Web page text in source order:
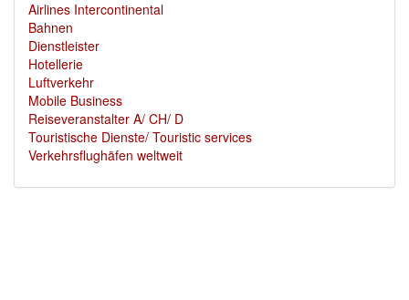
Airlines Intercontinental
Bahnen
Dienstleister
Hotellerie
Luftverkehr
Mobile Business
Reiseveranstalter A/ CH/ D
Touristische Dienste/ Touristic services
Verkehrsflughäfen weltweit